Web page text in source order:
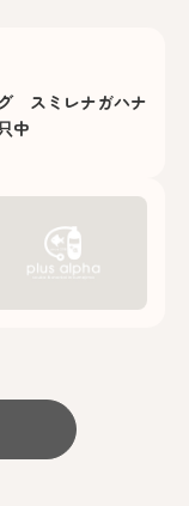
スミレナガハナ
中